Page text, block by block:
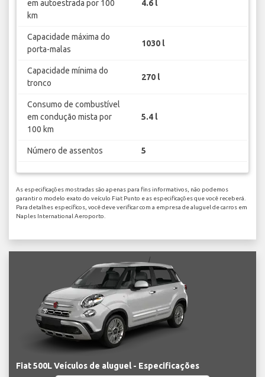
em autoestrada por 100
km
4.6 l
Capacidade máxima do
porta-malas
1030 l
Capacidade mínima do
tronco
270 l
Consumo de combustível
em condução mista por
100 km
5.4 l
Número de assentos 5
As especificações mostradas são apenas para fins informativos, não podemos
garantir o modelo exato do veículo Fiat Punto e as especificações que você receberá.
Para detalhes específicos, você deve verificar com a empresa de aluguel de carros em
Naples International Aeroporto.
Fiat 500L Veículos de aluguel - Especificações